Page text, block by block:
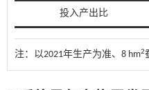
投入产出比
注： 以2021年生产为准、8 hm2